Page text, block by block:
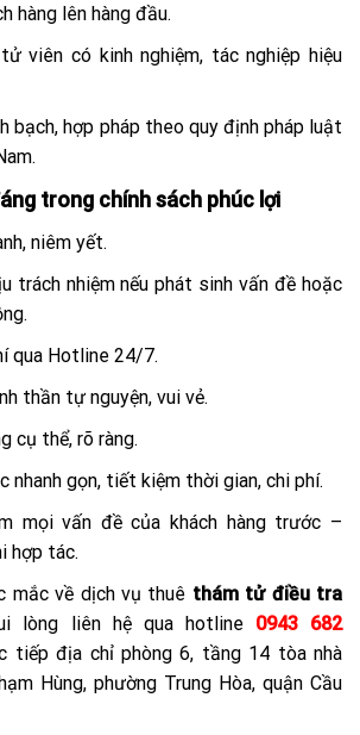
hàng lên hàng đầu.
viên có kinh nghiệm, tác nghiệp hiệu
bạch, hợp pháp theo quy định pháp luật
trong chính sách phúc lợi
niêm yết.
trách nhiệm nếu phát sinh vấn đề hoặc
qua Hotline 24/7.
thần tự nguyện, vui vẻ.
cụ thể, rõ ràng.
nhanh gọn, tiết kiệm thời gian, chi phí.
mọi vấn đề của khách hàng trước –
hợp tác.
mắc về dịch vụ thuê thám tử điều tra
lòng liên hệ qua hotline 0943 682
tiếp địa chỉ phòng 6, tầng 14 tòa nhà
Hùng, phường Trung Hòa, quận Cầu